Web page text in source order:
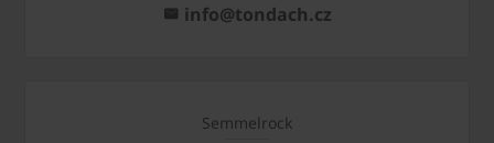
info@tondach.cz
Semmelrock